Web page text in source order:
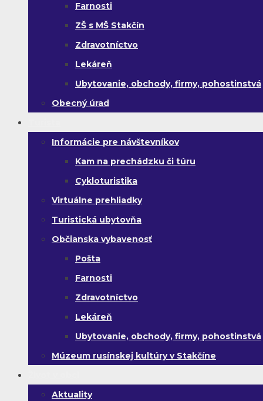
Farnosti
ZŠ s MŠ Stakčín
Zdravotníctvo
Lekáreň
Ubytovanie, obchody, firmy, pohostinstvá
Obecný úrad
Informácie pre návštevníkov
Kam na prechádzku či túru
Cykloturistika
Virtuálne prehliadky
Turistická ubytovňa
Občianska vybavenosť
Pošta
Farnosti
Zdravotníctvo
Lekáreň
Ubytovanie, obchody, firmy, pohostinstvá
Múzeum rusínskej kultúry v Stakčíne
Aktuality